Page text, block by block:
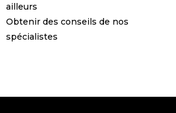
ailleurs
Obtenir des conseils de nos
spécialistes